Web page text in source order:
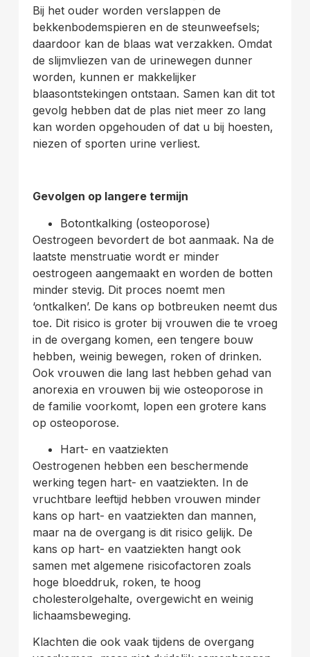
Bij het ouder worden verslappen de
bekkenbodemspieren en de steunweefsels;
daardoor kan de blaas wat verzakken. Omdat
de slijmvliezen van de urinewegen dunner
worden, kunnen er makkelijker
blaasontstekingen ontstaan. Samen kan dit tot
gevolg hebben dat de plas niet meer zo lang
kan worden opgehouden of dat u bij hoesten,
niezen of sporten urine verliest.
Gevolgen op langere termijn
Botontkalking (osteoporose)
Oestrogeen bevordert de bot aanmaak. Na de
laatste menstruatie wordt er minder
oestrogeen aangemaakt en worden de botten
minder stevig. Dit proces noemt men
‘ontkalken’. De kans op botbreuken neemt dus
toe. Dit risico is groter bij vrouwen die te vroeg
in de overgang komen, een tengere bouw
hebben, weinig bewegen, roken of drinken.
Ook vrouwen die lang last hebben gehad van
anorexia en vrouwen bij wie osteoporose in
de familie voorkomt, lopen een grotere kans
op osteoporose.
Hart- en vaatziekten
Oestrogenen hebben een beschermende
werking tegen hart- en vaatziekten. In de
vruchtbare leeftijd hebben vrouwen minder
kans op hart- en vaatziekten dan mannen,
maar na de overgang is dit risico gelijk. De
kans op hart- en vaatziekten hangt ook
samen met algemene risicofactoren zoals
hoge bloeddruk, roken, te hoog
cholesterolgehalte, overgewicht en weinig
lichaamsbeweging.
Klachten die ook vaak tijdens de overgang